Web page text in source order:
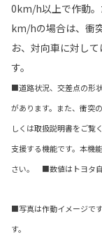
0km/h以上で作動。
km/hの場合は、衝
お、対向車に対し
す。
■道路状況、交差点の形
があります。また、衝突
しくは取扱説明書をご
支援する機能です。本機
さい。 ■数値はトヨタ自
■写真は作動イメージで
す。